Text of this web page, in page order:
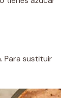
Para sustituir